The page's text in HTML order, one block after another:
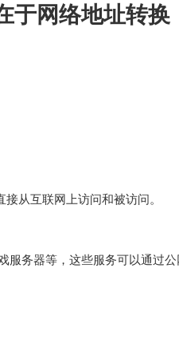
于网络地址转换
从互联网上访问和被访问。
戏服务器等，这些服务可以通过公